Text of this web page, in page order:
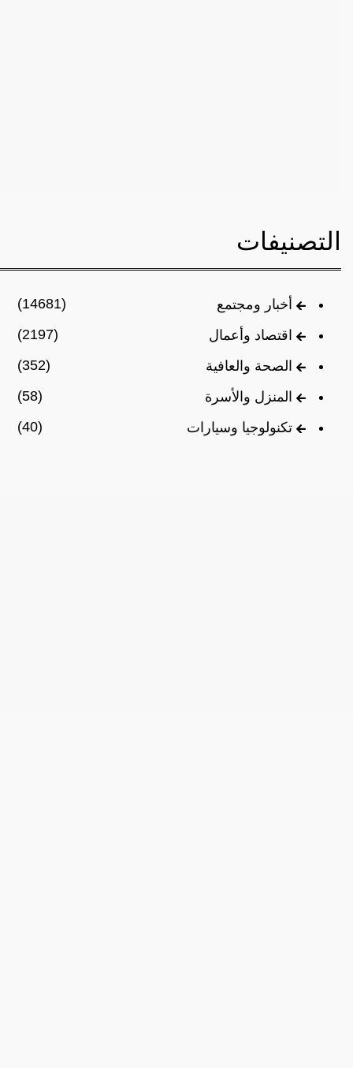
التصنيفات
أخبار ومجتمع
(14681)
اقتصاد وأعمال
(2197)
الصحة والعافية
(352)
المنزل والأسرة
(58)
تكنولوجيا وسيارات
(40)